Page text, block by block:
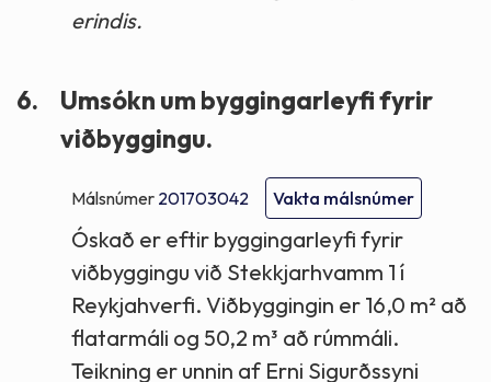
erindis.
6.
Umsókn um byggingarleyfi fyrir
viðbyggingu.
Málsnúmer 201703042 Vakta málsnúmer
Óskað er eftir byggingarleyfi fyrir
viðbyggingu við Stekkjarhvamm 1 í
Reykjahverfi. Viðbyggingin er 16,0 m² að
flatarmáli og 50,2 m³ að rúmmáli.
Teikning er unnin af Erni Sigurðssyni